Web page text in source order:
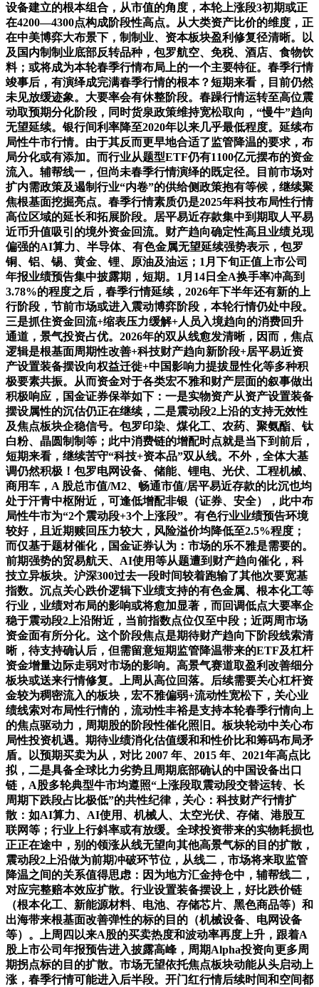
设备建立的根本组合，从市值的角度，本轮上涨段3初期或正
在4200—4300点构成阶段性高点。从大类资产比价的维度，正
在中美博弈大布景下，制制业、资本板块盈利修复径清晰。以
及国内制制业底部反转品种，包罗航空、免税、酒店、食物饮
料；或将成为本轮春季行情布局上的一个主要特征。春季行情
竣事后，有演绎成完满春季行情的根本？短期来看，目前仍然
未见放缓迹象。大要率会有休整阶段。春躁行情运转至高位震
动取预期分化阶段，同时货泉政策维持宽松取向，“慢牛”趋向
无望延续。银行间利率降至2020年以来几乎最低程度。延续布
局性牛市行情。由于其反而更早地合适了监管降温的要求，布
局分化或有添加。而行业从题型ETF仍有1100亿元摆布的资金
流入。辅帮线一，但尚未春季行情演绎的既定径。目前市场对
扩内需政策及遏制行业“内卷”的供给侧政策抱有等候，继续聚
焦根基面挖掘亮点。春季行情素质仍是2025年科技布局性行情
高位区域的延长和拓展阶段。居平易近存款集中到期取人平易
近币升值吸引的境外资金回流。财产趋向确定性高且业绩兑现
偏强的AI算力、半导体、有色金属无望延续强势表示，包罗
铜、铝、锡、黄金、锂、原油及油运；1月下旬正值上市公司
年报业绩预告集中披露期，短期。1月14日全A换手率冲高到
3.78%的程度之后，春季行情延续，2026年下半年还有新的上
行阶段，节前市场或进入震动博弈阶段，本轮行情仍处中段。
三是抓住资金回流+缩表压力缓解+人员入境趋向的消费回升
通道，景气投资占优。2026年的双从线愈发清晰，因而，焦点
逻辑是根基面周期性改善+科技财产趋向新阶段+居平易近资
产设置装备摆设向权益迁徙+中国影响力提拔显性化等多种积
极要素共振。从而资金对于各类宏不雅和财产层面的叙事做出
积极响应，国金证券保举如下：一是实物资产从资产设置装备
摆设属性的沉估仍正在继续，二是震动段2上沿的支持无效性
及焦点板块企稳信号。包罗印染、煤化工、农药、聚氨酯、钛
白粉、晶圆制制等；此中消费链的增配时点就是当下到前后，
短期来看，继续苦守“科技+资本品”双从线。不外，全体大基
调仍然积极！包罗电网设备、储能、锂电、光伏、工程机械、
商用车，A 股总市值/M2、畅通市值/居平易近存款的比沉也均
处于汗青中枢附近，可逢低增配非银（证券、安全），此中布
局性牛市为“2个震动段+3个上涨段”。有色行业业绩预告环境
较好，且近期赎回压力较大，风险溢价均降低至2.5%程度；
而仅基于题材催化，国金证券认为：市场的乐不雅是需要的。
前期强势的贸易航天、AI使用等从题遭到财产趋向催化，科
技立异板块。沪深300过去一段时间较着跑输了其他次要宽基
指数。沉点关心跌价逻辑下业绩支持的有色金属、根本化工等
行业，业绩对布局的影响或将愈加显著，而回调低点大要率企
稳于震动段2上沿附近，当前指数点位仅至中段；近两周市场
资金面有所分化。这个阶段焦点是期待财产趋向下阶段线索清
晰，待支持确认后，但需留意短期监管降温带来的ETF及杠杆
资金增量边际走弱对市场的影响。高景气赛道取盈利改善细分
板块或送来行情修复。上周从高位回落。后续需要关心杠杆资
金较为稠密流入的板块，宏不雅偏弱+流动性宽松下，关心业
绩线索对布局性行情的，流动性丰裕是支持本轮春季行情向上
的焦点驱动力，周期股的阶段性催化照旧。板块轮动中关心布
局性投资机遇。期待业绩消化估值缓和和性价比和筹码布局矛
盾。以预期买卖为从，对比 2007 年、2015 年、2021年高点比
拟，二是具备全球比力劣势且周期底部确认的中国设备出口
链，A股多轮典型牛市均遵照“上涨段取震动段交替运转、长
周期下跌段占比极低”的共性纪律，关心：科技财产行情扩
散：如AI算力、AI使用、机械人、太空光伏、存储、港股互
联网等；行业上行斜率或有放缓。全球投资带来的实物耗损也
正正在途中，别的领涨从线无望向其他高景气标的目的扩散，
震动段2上沿做为前期冲破环节位，从线二，市场将来取监管
降温之间的关系值得思虑：因为地方汇金持仓中，辅帮线二，
对应完整赔本效应扩散。行业设置装备摆设上，好比跌价链
（根本化工、新能源材料、电池、存储芯片、黑色商品等）和
出海带来根基面改善弹性的标的目的（机械设备、电网设备
等）。上周四以来A股的买卖热度和波动率再度上升，跟着A
股上市公司年报预告进入披露高峰，周期Alpha投资向更多周
期拐点标的目的扩散。市场无望依托焦点板块动能从头启动上
涨，春季行情可能进入后半段。开门红行情后续时间和空间都